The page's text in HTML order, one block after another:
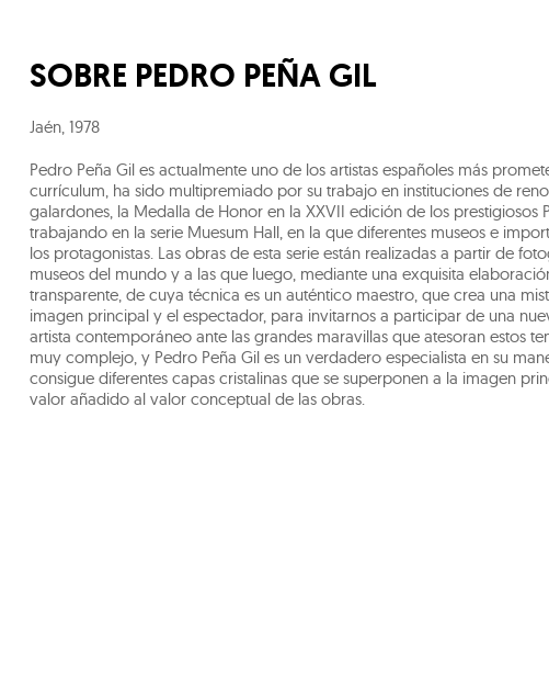
SOBRE PEDRO PEÑA GIL
Jaén, 1978
Pedro Peña Gil es actualmente uno de los artistas españoles más
currículum, ha sido multipremiado por su trabajo en instituciones de
galardones, la Medalla de Honor en la XXVII edición de los prestigiosos
trabajando en la serie Muesum Hall, en la que diferentes museos e
los protagonistas. Las obras de esta serie están realizadas a partir de
museos del mundo y a las que luego, mediante una exquisita
transparente, de cuya técnica es un auténtico maestro, que crea una
imagen principal y el espectador, para invitarnos a participar de una
artista contemporáneo ante las grandes maravillas que atesoran estos
muy complejo, y Pedro Peña Gil es un verdadero especialista en su
consigue diferentes capas cristalinas que se superponen a la imagen
valor añadido al valor conceptual de las obras.